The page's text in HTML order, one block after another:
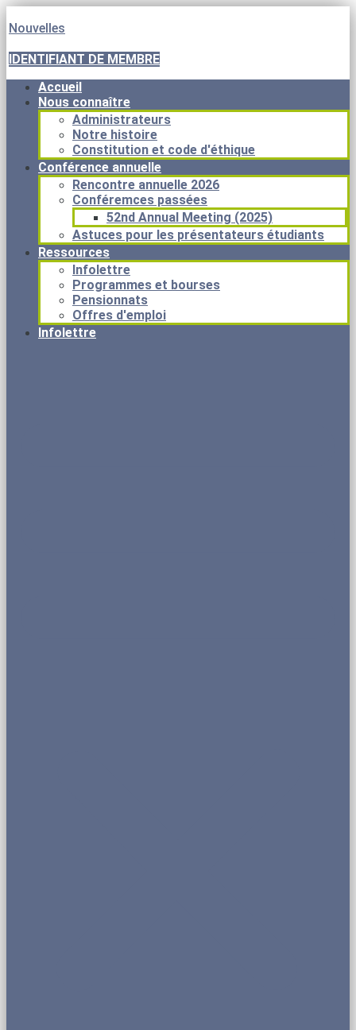
Nouvelles
IDENTIFIANT DE MEMBRE
Accueil
Nous connaître
Administrateurs
Notre histoire
Constitution et code d'éthique
Conférence annuelle
Rencontre annuelle 2026
Conféremces passées
52nd Annual Meeting (2025)
Astuces pour les présentateurs étudiants
Ressources
Infolettre
Programmes et bourses
Pensionnats
Offres d'emploi
Infolettre